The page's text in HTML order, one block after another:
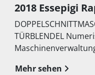
2018 Essepigi
TÜRBLENDEL
Mehr sehen